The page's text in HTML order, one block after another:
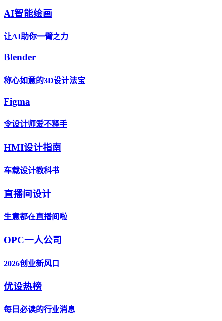
AI智能绘画
让AI助你一臂之力
Blender
称心如意的3D设计法宝
Figma
令设计师爱不释手
HMI设计指南
车载设计教科书
直播间设计
生意都在直播间啦
OPC一人公司
2026创业新风口
优设热榜
每日必读的行业消息